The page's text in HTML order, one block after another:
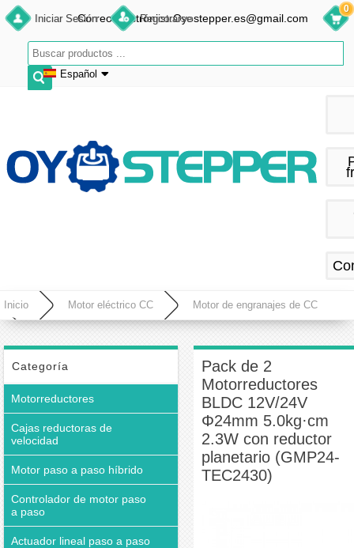
Iniciar Sesión Registrarse
Español
Français
Español
Correo electrónico:Oyostepper.es@gmail.com
0
Inicio Motor eléctrico CC Motor de engranajes de CC
reductor planetario (GMP24-TEC2430)
Categoría
Motorreductores
Cajas reductoras de
velocidad
Motor paso a paso híbrido
Controlador de motor paso
a paso
Actuador lineal paso a paso
Pack de 2
Motorreductores
BLDC 12V/24V
Φ24mm 5.0kg·cm
2.3W con reductor
planetario (GMP24-
TEC2430)